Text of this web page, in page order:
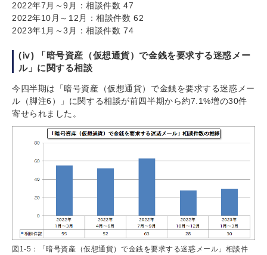
2022年7月～9月：相談件数 47
2022年10月～12月：相談件数 62
2023年1月～3月：相談件数 74
(ⅳ) 「暗号資産（仮想通貨）で金銭を要求する迷惑メー
ル」に関する相談
今四半期は「暗号資産（仮想通貨）で金銭を要求する迷惑メー
ル（脚注6）」に関する相談が前四半期から約7.1%増の30件
寄せられました。
図1-5：「暗号資産（仮想通貨）で金銭を要求する迷惑メール」相談件